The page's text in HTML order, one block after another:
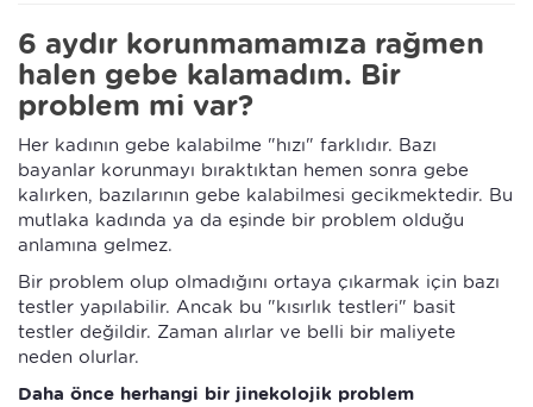
6 aydır korunmamamıza rağmen
halen gebe kalamadım. Bir
problem mi var?
Her kadının gebe kalabilme "hızı" farklıdır. Bazı
bayanlar korunmayı bıraktıktan hemen sonra gebe
kalırken, bazılarının gebe kalabilmesi gecikmektedir. Bu
mutlaka kadında ya da eşinde bir problem olduğu
anlamına gelmez.
Bir problem olup olmadığını ortaya çıkarmak için bazı
testler yapılabilir. Ancak bu "kısırlık testleri" basit
testler değildir. Zaman alırlar ve belli bir maliyete
neden olurlar.
Daha önce herhangi bir jinekolojik problem